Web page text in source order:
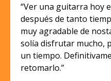
“Ver una guitarra hoy
después de tanto
muy agradable de
solía disfrutar mucho,
un tiempo.
retomarlo.”